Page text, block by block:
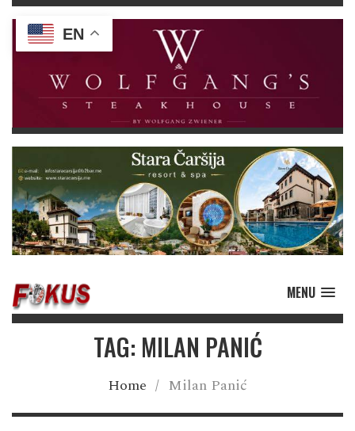
MENU
TAG: MILAN PANIĆ
Home / Milan Panić
EN